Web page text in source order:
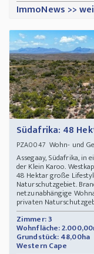
ImmoNews >>
Südafrika: 48
PZA0047 Wohn- und
Assegaay, Südafrika, in
der Klein Karoo. Westkap
48 Hektar große
Naturschutzgebiet.
netzunabhängige
privaten
Zimmer: 3
Wohnfläche:
Grundstück: 48,00ha
Western Cape